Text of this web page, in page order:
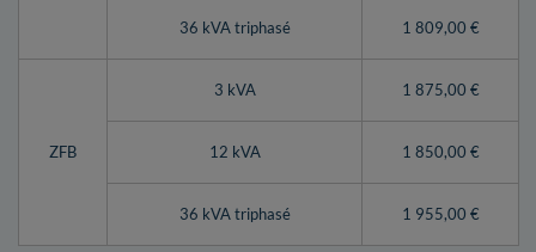
36 kVA triphasé 1 809,00 €
ZFB
3 kVA 1 875,00 €
12 kVA 1 850,00 €
36 kVA triphasé 1 955,00 €